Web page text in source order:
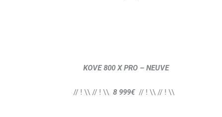
KOVE 800 X PRO – NEUVE
// ! \\ // ! \\ 8 999€ // ! \\ // ! \\